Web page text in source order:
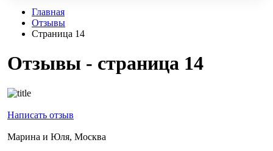
Главная
Отзывы
Cтраница 14
Отзывы - страница 14
Написать отзыв
Марина и Юля, Москва